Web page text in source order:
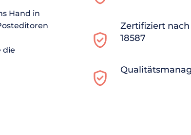
Hand in
die
Zertifiziert nach
18587